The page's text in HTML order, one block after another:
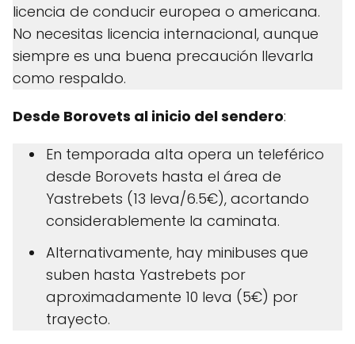
licencia de conducir europea o americana.
No necesitas licencia internacional, aunque
siempre es una buena precaución llevarla
como respaldo.
Desde Borovets al inicio del sendero:
En temporada alta opera un teleférico
desde Borovets hasta el área de
Yastrebets (13 leva/6.5€), acortando
considerablemente la caminata.
Alternativamente, hay minibuses que
suben hasta Yastrebets por
aproximadamente 10 leva (5€) por
trayecto.